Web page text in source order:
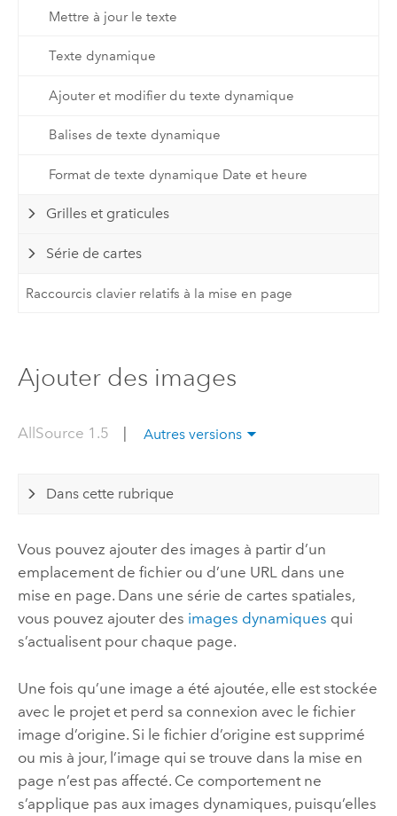
Mettre à jour le texte
Texte dynamique
Ajouter et modifier du texte dynamique
Balises de texte dynamique
Format de texte dynamique Date et heure
Grilles et graticules
Série de cartes
Raccourcis clavier relatifs à la mise en page
Ajouter des images
AllSource 1.5 Autres versions
Dans cette rubrique
Vous pouvez ajouter des images à partir d’un
emplacement de fichier ou d’une URL dans une
mise en page. Dans une série de cartes spatiales,
vous pouvez ajouter des images dynamiques qui
s’actualisent pour chaque page.
Une fois qu’une image a été ajoutée, elle est stockée
avec le projet et perd sa connexion avec le fichier
image d’origine. Si le fichier d’origine est supprimé
ou mis à jour, l’image qui se trouve dans la mise en
page n’est pas affecté. Ce comportement ne
s’applique pas aux images dynamiques, puisqu’elles